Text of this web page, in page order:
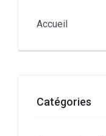
Accueil
Catégories